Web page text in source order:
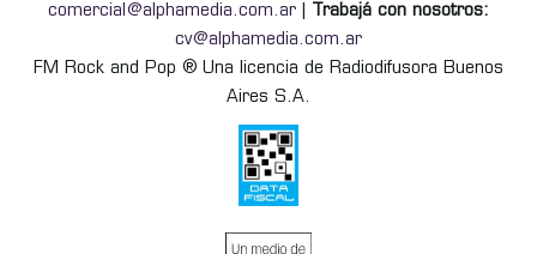
comercial@alphamedia.com.ar
Trabajá con nosotros:
cv@alphamedia.com.ar
FM Rock and Pop ® Una licencia de Radiodifusora Buenos
Aires S.A.